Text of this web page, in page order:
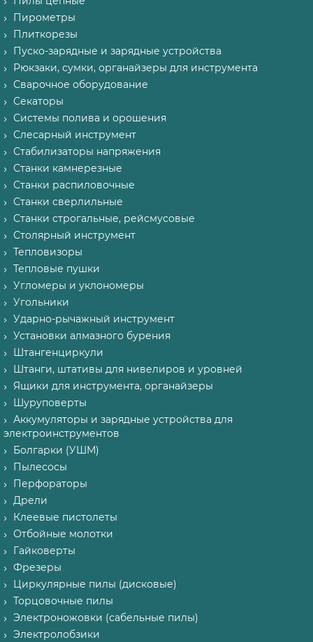
Пирометры
Плиткорезы
Пуско-зарядные и зарядные устройства
Рюкзаки, сумки, органайзеры для инструмента
Сварочное оборудование
Секаторы
Системы полива и орошения
Слесарный инструмент
Стабилизаторы напряжения
Станки камнерезные
Станки распиловочные
Станки сверлильные
Станки строгальные, рейсмусовые
Столярный инструмент
Тепловизоры
Тепловые пушки
Угломеры и уклономеры
Угольники
Ударно-рычажный инструмент
Установки алмазного бурения
Штангенциркули
Штанги, штативы для нивелиров и уровней
Ящики для инструмента, органайзеры
Шуруповерты
Аккумуляторы и зарядные устройства для
электроинструментов
Болгарки (УШМ)
Пылесосы
Перфораторы
Дрели
Клеевые пистолеты
Отбойные молотки
Гайковерты
Фрезеры
Циркулярные пилы (дисковые)
Торцовочные пилы
Электроножовки (сабельные пилы)
Электролобзики